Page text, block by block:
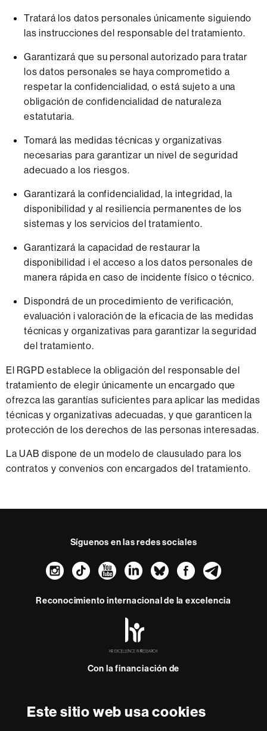
Este sitio web usa cookies
Tratará los datos personales únicamente siguiendo
las instrucciones del responsable del tratamiento.
Garantizará que su personal autorizado para tratar
los datos personales se haya comprometido a
respetar la confidencialidad, o está sujeto a una
obligación de confidencialidad de naturaleza
estatutaria.
Tomará las medidas técnicas y organizativas
necesarias para garantizar un nivel de seguridad
adecuado a los riesgos.
Garantizará la confidencialidad, la integridad, la
disponibilidad y al resiliencia permanentes de los
sistemas y los servicios del tratamiento.
Garantizará la capacidad de restaurar la
disponibilidad i el acceso a los datos personales de
manera rápida en caso de incidente físico o técnico.
Dispondrá de un procedimiento de verificación,
evaluación i valoración de la eficacia de las medidas
técnicas y organizativas para garantizar la seguridad
del tratamiento.
El RGPD establece la obligación del responsable del
tratamiento de elegir únicamente un encargado que
ofrezca las garantías suficientes para aplicar las medidas
técnicas y organizativas adecuadas, y que garanticen la
protección de los derechos de las personas interesadas.
La UAB dispone de un modelo de clausulado para los
contratos y convenios con encargados del tratamiento.
Síguenos en las redes sociales
Instagram
TikTokYouTube
LinkedIn
Bluesky
Reconocimiento internacional de la excelencia
-
Con la financiación de
Sobre